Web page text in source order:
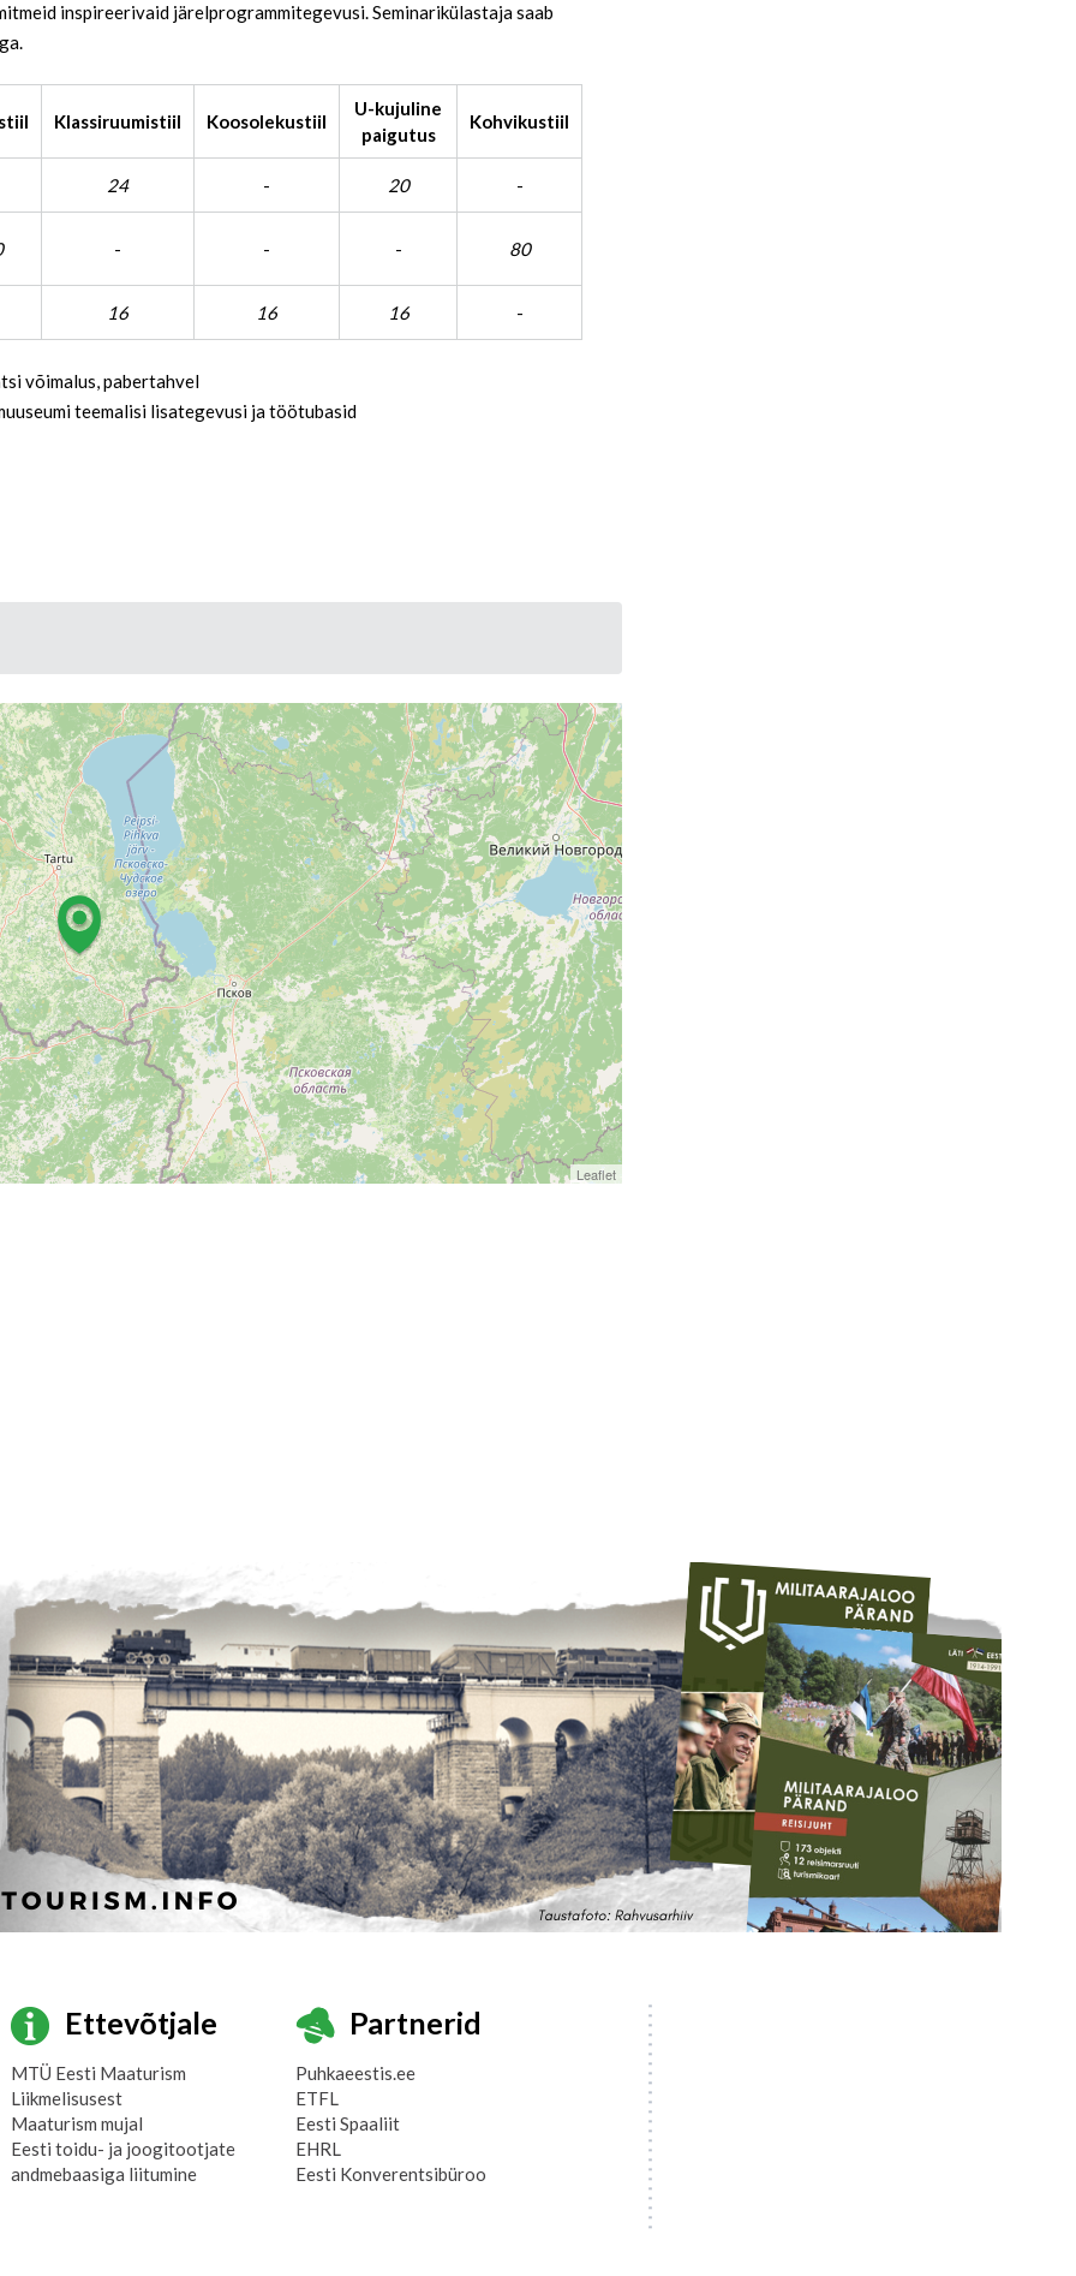
inspireerivaid järelprogrammitegevusi. Seminarikülastaja saab
Klassiruumistiil Koosolekustiil
U-kujuline
paigutus
Kohvikustiil
24 - 20 -
- - - 80
16 16 16 -
võimalus, pabertahvel
teemalisi lisategevusi ja töötubasid
Leaflet
Ettevõtjale
MTÜ Eesti Maaturism
Liikmelisusest
Maaturism mujal
Eesti toidu- ja joogitootjate
andmebaasiga liitumine
Partnerid
Puhkaeestis.ee
ETFL
Eesti Spaaliit
EHRL
Eesti Konverentsibüroo